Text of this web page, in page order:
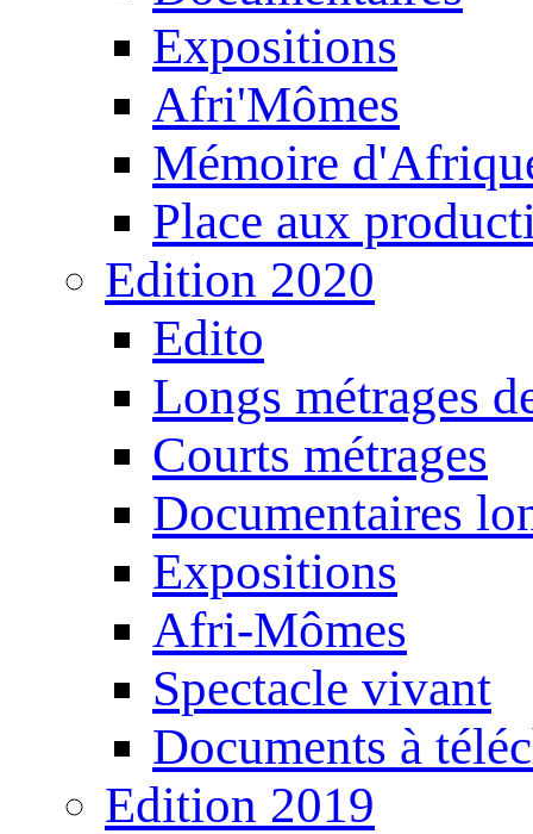
Expositions
Afri'Mômes
Mémoire
Place aux
Edition 2020
Edito
Longs métrages
Courts métrages
Documentaires
Expositions
Afri-Mômes
Spectacle vivant
Documents à
Edition 2019